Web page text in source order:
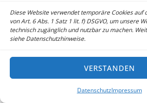
Diese Website verwendet temporäre Cookies auf
von Art. 6 Abs. 1 Satz 1 lit. f) DSGVO, um unsere
technisch zugänglich und nutzbar zu machen.
siehe Datenschutzhinweise.
VERSTANDEN
DatenschutzImpressum